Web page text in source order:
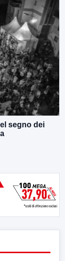
segno dei